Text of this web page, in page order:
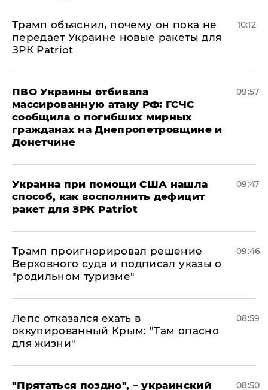
Трамп объяснил, почему он пока не
передает Украине новые ракеты для
ЗРК Patriot
10:12
ПВО Украины отбивала
массированную атаку РФ: ГСЧС
сообщила о погибших мирных
гражданах на Днепропетровщине и
Донетчине
09:57
Украина при помощи США нашла
способ, как восполнить дефицит
ракет для ЗРК Patriot
09:47
Трамп проигнорировал решение
Верховного суда и подписал указы о
"родильном туризме"
09:46
Лепс отказался ехать в
оккупированный Крым: "Там опасно
для жизни"
08:59
"Прятаться поздно", – украинский 08:50